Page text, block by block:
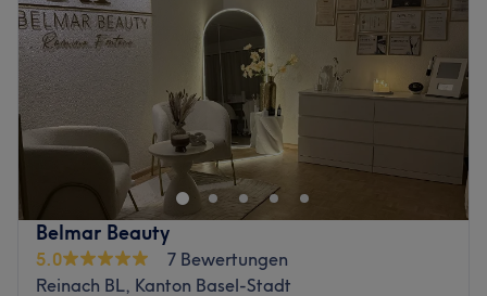
Freitag
09:00
19:00
Samstag
09:00–14:00
Sonntag
Geschlossen
Das Kosmetikstudio Pearl Mae Beauty & More in
Münchenstein ist der One-Stop-Shop für umfassende
Beauty-Pflege. Das Angebot deckt die gesamte Palette
ab: von definitiver Haarentfernung bis hin zu
professionellem Nageldesign und entspannender
Pediküre. Hier trifft Fachwissen auf Effizienz, um der
Kundschaft ein perfekt gepflegtes Erscheinungsbild zu
Belmar Beauty
5.0
7 Bewertungen
Reinach BL, Kanton Basel-Stadt